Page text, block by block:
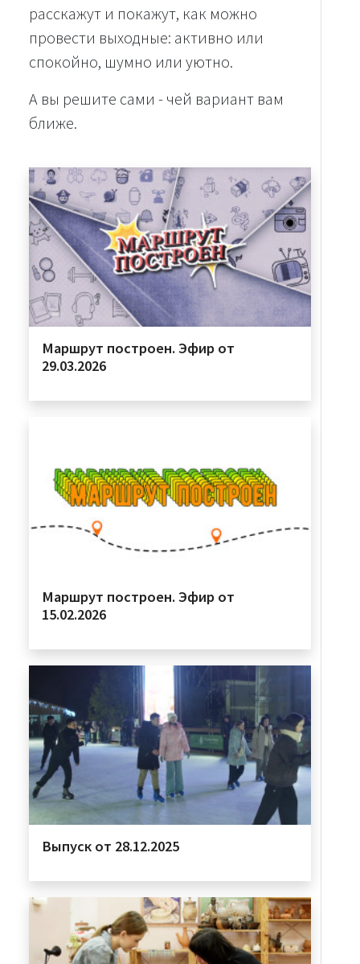
расскажут и покажут, как можно
провести выходные: активно или
спокойно, шумно или уютно.
А вы решите сами - чей вариант вам
ближе.
Маршрут построен. Эфир от
29.03.2026
Маршрут построен. Эфир от
15.02.2026
Выпуск от 28.12.2025